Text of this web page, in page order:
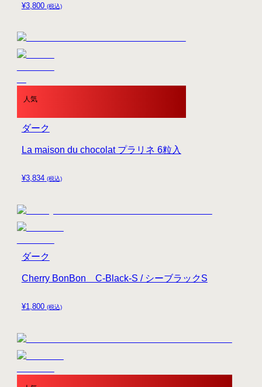
¥3,800 (税込)
人気
¥3,834 (税込)
La maison du chocolat プラリネ 6粒入
ダーク
¥1,800 (税込)
Cherry BonBon C-Black-S / シーブラックS
ダーク